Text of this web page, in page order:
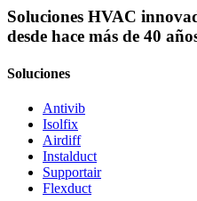
Soluciones HVAC
desde hace más de 40
Soluciones
Antivib
Isolfix
Airdiff
Instalduct
Supportair
Flexduct